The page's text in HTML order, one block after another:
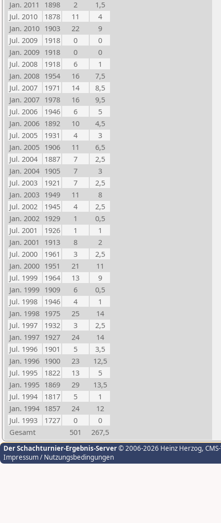
Jan. 2011
1898 2
1,5
Jul. 2010
1878 11
4
Jan. 2010 1903 22
9
Jul. 2009
1918 0
0
Jan. 2009 1918 0
0
Jul. 2008
1918 6
1
Jan. 2008 1954 16
7,5
Jul. 2007
1971 14
8,5
Jan. 2007 1978 16
9,5
Jul. 2006
1946 6
5
Jan. 2006 1892 10
4,5
Jul. 2005
1931 4
3
Jan. 2005 1906 11
6,5
Jul. 2004
1887 7
2,5
Jan. 2004 1905 7
3
Jul. 2003
1921 7
2,5
Jan. 2003 1949 11
8
Jul. 2002
1945 4
2,5
Jan. 2002 1929 1
0,5
Jul. 2001
1926 1
1
Jan. 2001
1913 8
2
Jul. 2000
1961 3
2,5
Jan. 2000 1951 21
11
Jul. 1999
1964 13
9
Jan. 1999 1909 6
0,5
Jul. 1998
1946 4
1
Jan. 1998 1975 25
14
Jul. 1997
1932 3
2,5
Jan. 1997 1927 24
14
Jul. 1996
1901 5
3,5
Jan. 1996 1900 23
12,5
Jul. 1995
1822 13
5
Jan. 1995 1869 29
13,5
Jul. 1994
1817 5
1
Jan. 1994 1857 24
12
Jul. 1993
1727 0
0
Gesamt
501 267,5
Der Schachturnier-Ergebnis-Server© 2006-2026 Heinz Herzog,
Impressum / Nutzungsbedingungen